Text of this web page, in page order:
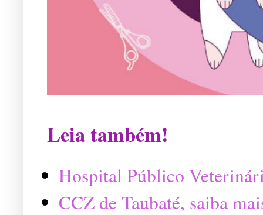
Leia também!
Hospital Público
CCZ de Taubaté, saiba